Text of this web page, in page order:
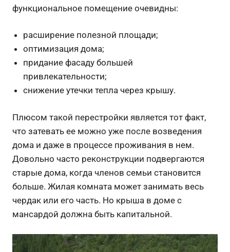
функциональное помещение очевидны:
расширение полезной площади;
оптимизация дома;
придание фасаду большей
привлекательности;
снижение утечки тепла через крышу.
Плюсом такой перестройки является тот факт,
что затевать ее можно уже после возведения
дома и даже в процессе проживания в нем.
Довольно часто реконструкции подвергаются
старые дома, когда членов семьи становится
больше. Жилая комната может занимать весь
чердак или его часть. Но крыша в доме с
мансардой должна быть капитальной.